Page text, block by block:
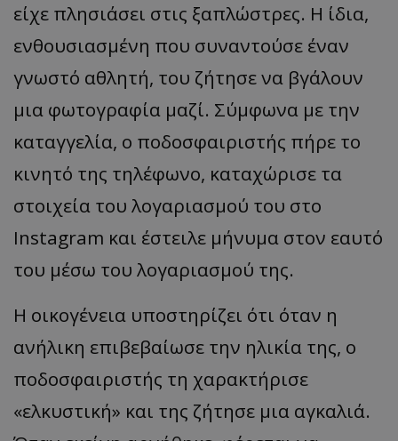
είχε πλησιάσει στις ξαπλώστρες. Η ίδια,
ενθουσιασμένη που συναντούσε έναν
γνωστό αθλητή, του ζήτησε να βγάλουν
μια φωτογραφία μαζί. Σύμφωνα με την
καταγγελία, ο ποδοσφαιριστής πήρε το
κινητό της τηλέφωνο, καταχώρισε τα
στοιχεία του λογαριασμού του στο
Instagram και έστειλε μήνυμα στον εαυτό
του μέσω του λογαριασμού της.
Η οικογένεια υποστηρίζει ότι όταν η
ανήλικη επιβεβαίωσε την ηλικία της, ο
ποδοσφαιριστής τη χαρακτήρισε
«ελκυστική» και της ζήτησε μια αγκαλιά.